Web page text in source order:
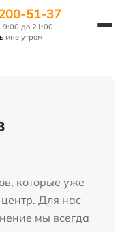
51-37
9:00 до 21:00
мне утром
которые уже
Для нас
мы всегда